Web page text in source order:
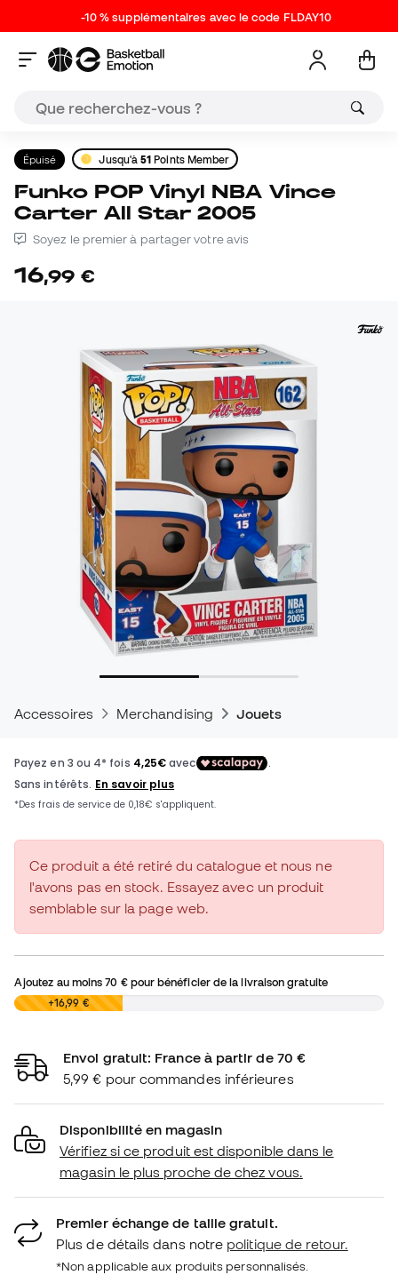
-10 % supplémentaires avec le code FLDAY10
Épuisé Jusqu'à51 Points Member
Funko POP Vinyl NBA Vince
Carter All Star 2005
Soyez le premier à partager votre avis
16,99 €
Accessoires Merchandising Jouets
Ce produit a été retiré du catalogue et nous ne
l'avons pas en stock. Essayez avec un produit
semblable sur la page web.
Ajoutez au moins70 €pour bénéficier de la livraison gratuite
0,00 € +16,99 €
Envoi gratuit: France à partir de 70 €
5,99 € pour commandes inférieures
Disponibilité en magasin
Vérifiez si ce produit est disponible dans le
magasin le plus proche de chez vous.
Premier échange de taille gratuit.
Plus de détails dans notre politique de retour.
*Non applicable aux produits personnalisés.